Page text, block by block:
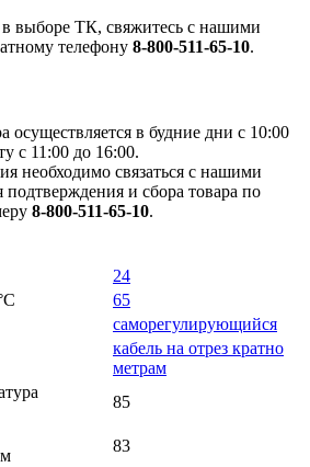
выборе ТК, свяжитесь с нашими
телефону 8-800-511-65-10.
осуществляется в будние дни с 10:00
с 11:00 до 16:00.
необходимо связаться с нашими
и сбора товара по
8-800-511-65-10.
24
65
саморегулирующийся
кабель на отрез кратно
метрам
85
83